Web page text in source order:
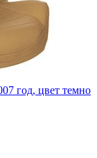
год, цвет темно